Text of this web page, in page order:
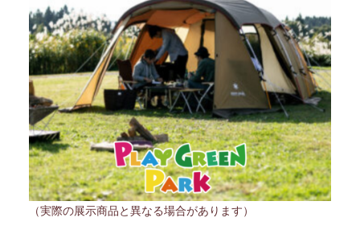
（実際の展示商品と異なる場合があります）